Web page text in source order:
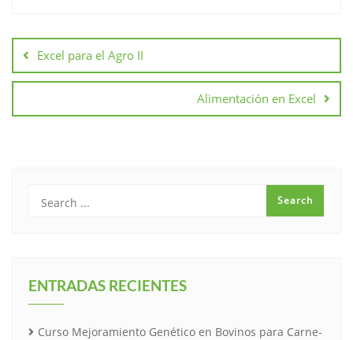
Excel para el Agro II
Alimentación en Excel
ENTRADAS RECIENTES
Curso Mejoramiento Genético en Bovinos para Carne-